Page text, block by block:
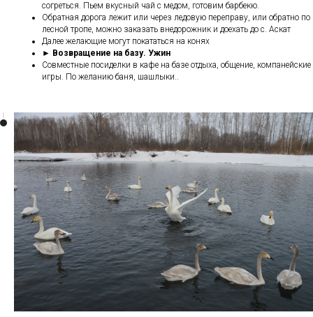
согреться. Пьем вкусный чай с медом, готовим барбекю.
Обратная дорога лежит или через ледовую переправу, или обратно по
лесной тропе, можно заказать внедорожник и доехать до с. Аскат
Далее желающие могут покататься на конях
► Возвращение на базу. Ужин
Совместные посиделки в кафе на базе отдыха, общение, компанейские
игры. По желанию баня, шашлыки..